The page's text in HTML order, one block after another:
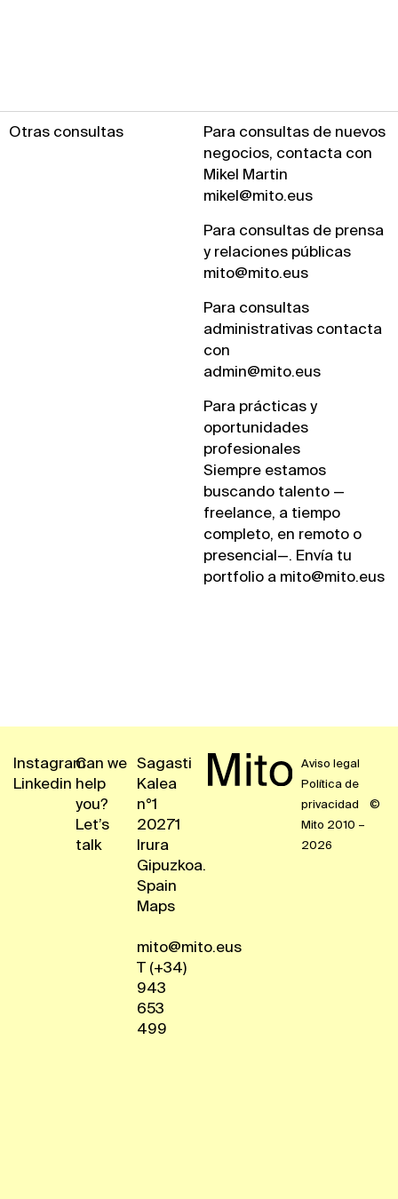
Otras consultas
Para consultas de nuevos
negocios, contacta con
Mikel Martin
mikel@mito.eus
Para consultas de prensa
y relaciones públicas
mito@mito.eus
Para consultas
administrativas contacta
con
admin@mito.eus
Para prácticas y
oportunidades
profesionales
Siempre estamos
buscando talento —
freelance, a tiempo
completo, en remoto o
presencial—. Envía tu
portfolio a mito@mito.eus
Instagram
Linkedin
Can we
help
you?
Let’s
talk
Sagasti
Kalea
n°1
20271
Irura
Gipuzkoa.
Spain
Maps
mito@mito.eus
T (+34)
943
653
499
Aviso legal
Política de
privacidad
©
Mito 2010 –
2026